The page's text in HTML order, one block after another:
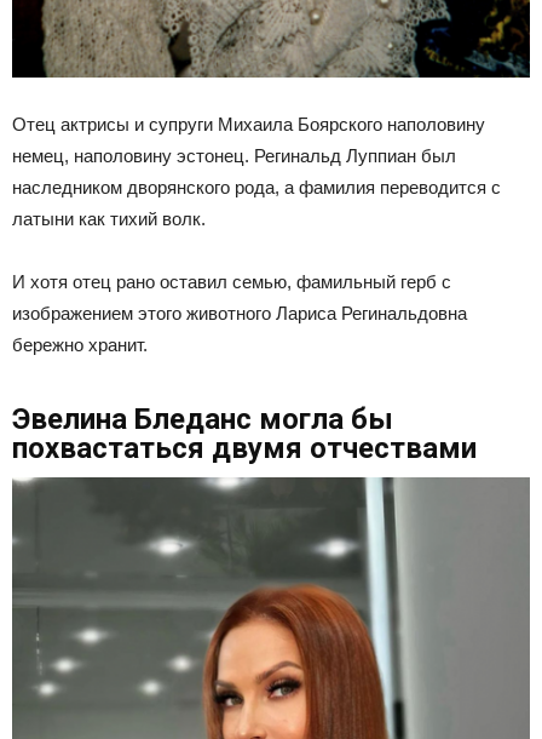
Отец актрисы и супруги Михаила Боярского наполовину
немец, наполовину эстонец. Регинальд Луппиан был
наследником дворянского рода, а фамилия переводится с
латыни как тихий волк.
И хотя отец рано оставил семью, фамильный герб с
изображением этого животного Лариса Регинальдовна
бережно хранит.
Эвелина Бледанс могла бы
похвастаться двумя отчествами